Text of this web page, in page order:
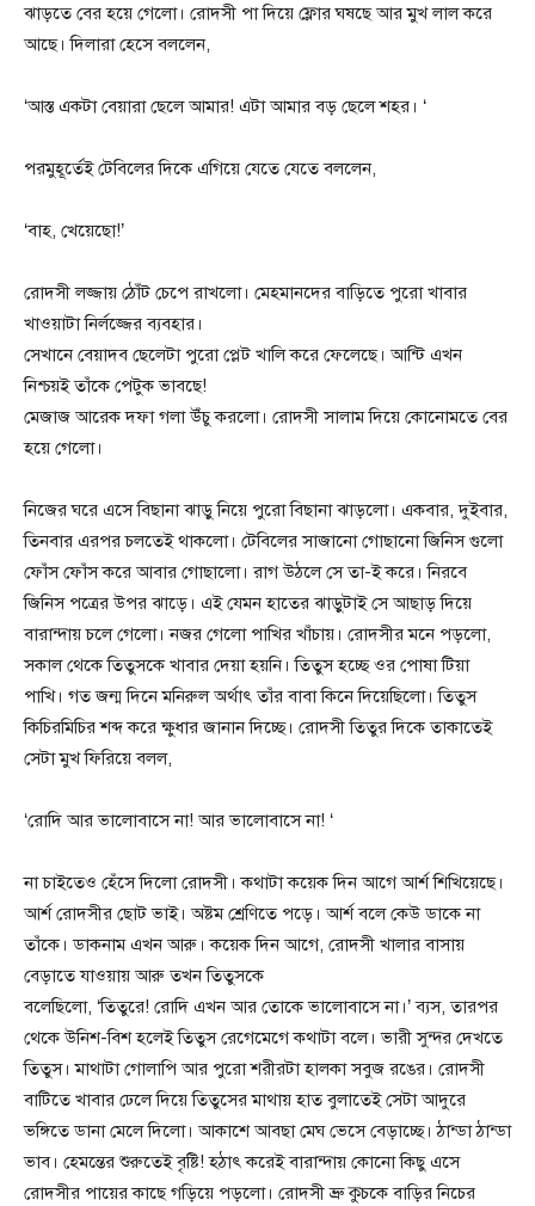
ঝাড়তে বের হয়ে গেলো। রোদসী পা দিয়ে ফ্লোর ঘষছে আর মুখ লাল করে
আছে। দিলারা হেসে বললেন,
‘আস্ত একটা বেয়ারা ছেলে আমার! এটা আমার বড় ছেলে শহর। ‘
পরমুহূর্তেই টেবিলের দিকে এগিয়ে যেতে যেতে বললেন,
‘বাহ, খেয়েছো!’
রোদসী লজ্জায় ঠোঁট চেপে রাখলো। মেহমানদের বাড়িতে পুরো খাবার
খাওয়াটা নির্লজ্জের ব্যবহার।
সেখানে বেয়াদব ছেলেটা পুরো প্লেট খালি করে ফেলেছে। আন্টি এখন
নিশ্চয়ই তাঁকে পেটুক ভাবছে!
মেজাজ আরেক দফা গলা উঁচু করলো। রোদসী সালাম দিয়ে কোনোমতে বের
হয়ে গেলো।
নিজের ঘরে এসে বিছানা ঝাড়ু নিয়ে পুরো বিছানা ঝাড়লো। একবার, দুইবার,
তিনবার এরপর চলতেই থাকলো। টেবিলের সাজানো গোছানো জিনিস গুলো
ফোঁস ফোঁস করে আবার গোছালো। রাগ উঠলে সে তা-ই করে। নিরবে
জিনিস পত্রের উপর ঝাড়ে। এই যেমন হাতের ঝাড়ুটাই সে আছাড় দিয়ে
বারান্দায় চলে গেলো। নজর গেলো পাখির খাঁচায়। রোদসীর মনে পড়লো,
সকাল থেকে তিতুসকে খাবার দেয়া হয়নি। তিতুস হচ্ছে ওর পোষা টিয়া
পাখি। গত জন্ম দিনে মনিরুল অর্থাৎ তাঁর বাবা কিনে দিয়েছিলো। তিতুস
কিচিরমিচির শব্দ করে ক্ষুধার জানান দিচ্ছে। রোদসী তিতুর দিকে তাকাতেই
সেটা মুখ ফিরিয়ে বলল,
‘রোদি আর ভালোবাসে না! আর ভালোবাসে না! ‘
না চাইতেও হেঁসে দিলো রোদসী। কথাটা কয়েক দিন আগে আর্শ শিখিয়েছে।
আর্শ রোদসীর ছোট ভাই। অষ্টম শ্রেণিতে পড়ে। আর্শ বলে কেউ ডাকে না
তাঁকে। ডাকনাম এখন আরু। কয়েক দিন আগে, রোদসী খালার বাসায়
বেড়াতে যাওয়ায় আরু তখন তিতুসকে
বলেছিলো, ‘তিতুরে! রোদি এখন আর তোকে ভালোবাসে না।’ ব্যস, তারপর
থেকে উনিশ-বিশ হলেই তিতুস রেগেমেগে কথাটা বলে। ভারী সুন্দর দেখতে
তিতুস। মাথাটা গোলাপি আর পুরো শরীরটা হালকা সবুজ রঙের। রোদসী
বাটিতে খাবার ঢেলে দিয়ে তিতুসের মাথায় হাত বুলাতেই সেটা আদুরে
ভঙ্গিতে ডানা মেলে দিলো। আকাশে আবছা মেঘ ভেসে বেড়াচ্ছে। ঠান্ডা ঠান্ডা
ভাব। হেমন্তের শুরুতেই বৃষ্টি! হঠাৎ করেই বারান্দায় কোনো কিছু এসে
রোদসীর পায়ের কাছে গড়িয়ে পড়লো। রোদসী ভ্রু কুচকে বাড়ির নিচের